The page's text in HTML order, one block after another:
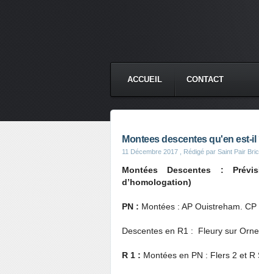
ACCUEIL CONTACT
Montees descentes qu'en est-il
11 Décembre 2017 , Rédigé par Saint Pair
Montées Descentes :
d’homologation)
PN : Montées : AP Ouistreham.
Descentes en R1 : Fleury sur
R 1 : Montées en PN : Flers 2 et R